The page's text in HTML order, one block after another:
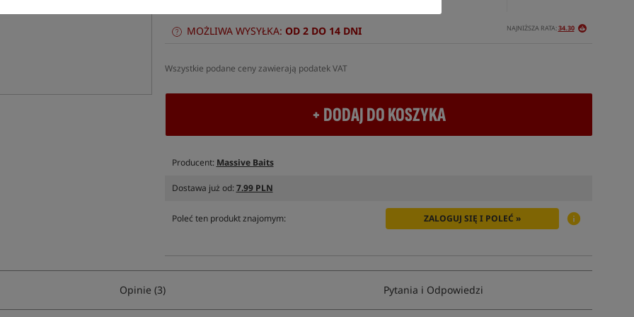
NAJNIŻSZA RATA:34.30
MOŻLIWA WYSYŁKA: OD 2 DO 14 DNI
Wszystkie podane ceny zawierają podatek VAT
+ DODAJ DO KOSZYKA
Producent: Massive Baits
Dostawa już od:7.99 PLN
Poleć ten produkt znajomym: ZALOGUJ SIĘ I POLEĆ »
Opinie (3) Pytania i Odpowiedzi